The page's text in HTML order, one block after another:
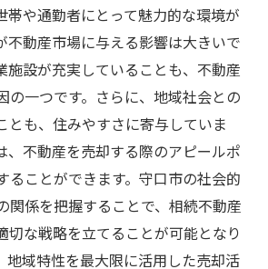
帯や通勤者にとって魅力的な環境が
不動産市場に与える影響は大きいで
施設が充実していることも、不動産
の一つです。さらに、地域社会との
とも、住みやすさに寄与していま
、不動産を売却する際のアピールポ
ることができます。守口市の社会的
関係を把握することで、相続不動産
切な戦略を立てることが可能となり
地域特性を最大限に活用した売却活